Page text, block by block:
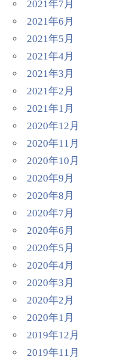
2021年7月
2021年6月
2021年5月
2021年4月
2021年3月
2021年2月
2021年1月
2020年12月
2020年11月
2020年10月
2020年9月
2020年8月
2020年7月
2020年6月
2020年5月
2020年4月
2020年3月
2020年2月
2020年1月
2019年12月
2019年11月